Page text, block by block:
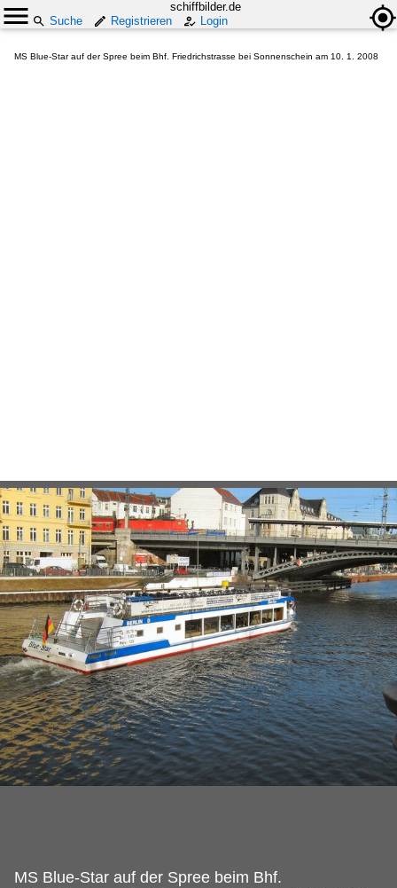
schiffbilder.de
Suche
Registrieren Login
MS Blue-Star auf der Spree beim Bhf. Friedrichstrasse bei Sonnenschein am 10. 1. 2008
MS Blue-Star auf der Spree beim Bhf.